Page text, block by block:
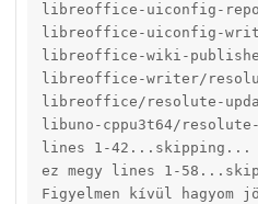
libreoffice-uiconfig-
libreoffice-uiconfig-
libreoffice-wiki-
libreoffice-writer/
libreoffice/resolute-
libuno-cppu3t64/
lines 1-42...skipping...
ez megy lines 1-
Figyelmen kívül hagyom